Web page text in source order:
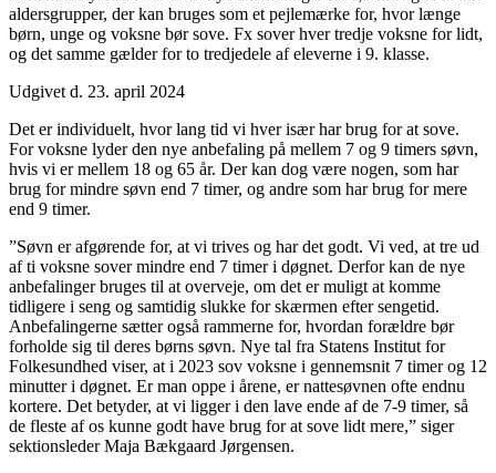
aldersgrupper, der kan bruges som et pejlemærke for, hvor længe
børn, unge og voksne bør sove. Fx sover hver tredje voksne for lidt,
og det samme gælder for to tredjedele af eleverne i 9. klasse.
Udgivet d. 23. april 2024
Det er individuelt, hvor lang tid vi hver især har brug for at sove.
For voksne lyder den nye anbefaling på mellem 7 og 9 timers søvn,
hvis vi er mellem 18 og 65 år. Der kan dog være nogen, som har
brug for mindre søvn end 7 timer, og andre som har brug for mere
end 9 timer.
”Søvn er afgørende for, at vi trives og har det godt. Vi ved, at tre ud
af ti voksne sover mindre end 7 timer i døgnet. Derfor kan de nye
anbefalinger bruges til at overveje, om det er muligt at komme
tidligere i seng og samtidig slukke for skærmen efter sengetid.
Anbefalingerne sætter også rammerne for, hvordan forældre bør
forholde sig til deres børns søvn. Nye tal fra Statens Institut for
Folkesundhed viser, at i 2023 sov voksne i gennemsnit 7 timer og 12
minutter i døgnet. Er man oppe i årene, er nattesøvnen ofte endnu
kortere. Det betyder, at vi ligger i den lave ende af de 7-9 timer, så
de fleste af os kunne godt have brug for at sove lidt mere,” siger
sektionsleder Maja Bækgaard Jørgensen.